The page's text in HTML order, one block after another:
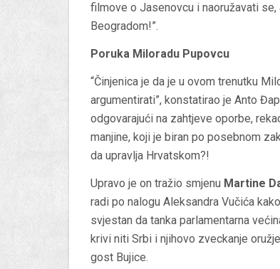
filmove o Jasenovcu i naoružavati
Beogradom!”.
Poruka Miloradu Pupovcu
“Činjenica je da je u ovom trenutku
argumentirati”, konstatirao je Anto
odgovarajući na zahtjeve oporbe,
manjine, koji je biran po posebnom
da upravlja Hrvatskom?!
Upravo je on tražio smjenu Martine
radi po nalogu Aleksandra Vučića
svjestan da tanka parlamentarna
krivi niti Srbi i njihovo zveckanje
gost Bujice.